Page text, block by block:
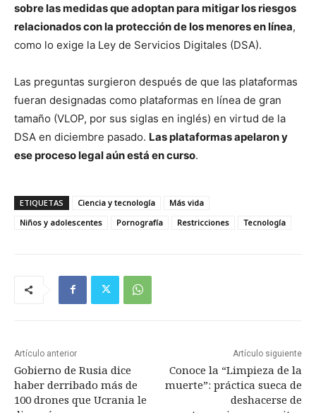
sobre las medidas que adoptan para mitigar los riesgos
relacionados con la protección de los menores en línea,
como lo exige la Ley de Servicios Digitales (DSA).
Las preguntas surgieron después de que las plataformas
fueran designadas como plataformas en línea de gran
tamaño (VLOP, por sus siglas en inglés) en virtud de la
DSA en diciembre pasado. Las plataformas apelaron y
ese proceso legal aún está en curso.
ETIQUETAS Ciencia y tecnología
Más vida
Niños y adolescentes
Pornografía Restricciones Tecnología
Artículo anterior
Gobierno de Rusia dice
haber derribado más de
100 drones que Ucrania le
Artículo siguiente
Conoce la “Limpieza de la
muerte”: práctica sueca de
deshacerse de